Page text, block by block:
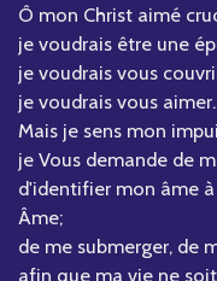
Ô mon Christ aimé
je voudrais être une
je voudrais vous
je voudrais vous
Mais je sens mon
je Vous demande de
d'identifier mon âme
Âme;
de me submerger, de
afin que ma vie ne